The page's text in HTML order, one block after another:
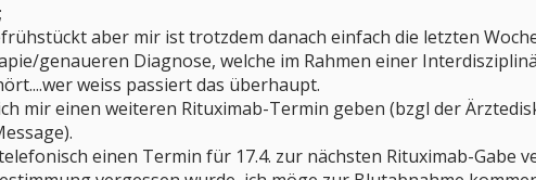
aber mir ist trotzdem danach einfach die letzten
genaueren Diagnose, welche im Rahmen einer
weiss passiert das überhaupt.
mir einen weiteren Rituximab-Termin geben (bzgl der
einen Termin für 17.4. zur nächsten Rituximab-